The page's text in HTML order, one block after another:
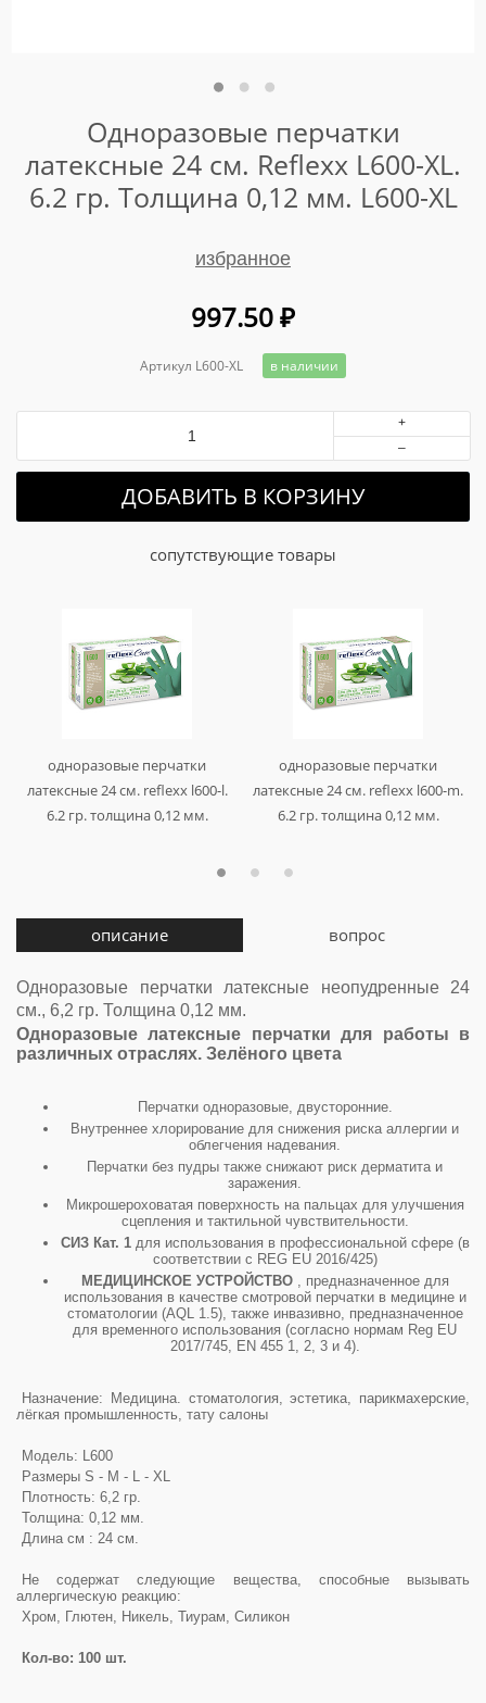
Одноразовые перчатки
латексные 24 см. Reflexx L600-XL.
6.2 гр. Толщина 0,12 мм. L600-XL
избранное
997.50₽
Артикул L600-XL в наличии
+
–
ДОБАВИТЬ В КОРЗИНУ
сопутствующие товары
одноразовые перчатки
латексные 24 см. reflexx l600-l.
6.2 гр. толщина 0,12 мм.
одноразовые перчатки
латексные 24 см. reflexx l600-m.
6.2 гр. толщина 0,12 мм.
описание вопрос
Одноразовые перчатки латексные неопудренные 24
см., 6,2 гр. Толщина 0,12 мм.
Одноразовые латексные перчатки для работы в
различных отраслях. Зелёного цвета
Перчатки одноразовые, двусторонние.
Внутреннее хлорирование для снижения риска аллергии и
облегчения надевания.
Перчатки без пудры также снижают риск дерматита и
заражения.
Микрошероховатая поверхность на пальцах для улучшения
сцепления и тактильной чувствительности.
СИЗ Кат. 1для использования в профессиональной сфере (в
соответствии с REG EU 2016/425)
МЕДИЦИНСКОЕ УСТРОЙСТВО, предназначенное для
использования в качестве смотровой перчатки в медицине и
стоматологии (AQL 1.5), также инвазивно, предназначенное
для временного использования (согласно нормам Reg EU
2017/745, EN 455 1, 2, 3 и 4).
Назначение: Медицина. стоматология, эстетика, парикмахерские,
лёгкая промышленность, тату салоны
Модель: L600
Размеры S - M - L - XL
Плотность: 6,2 гр.
Толщина: 0,12 мм.
Длина см : 24 см.
Не содержат следующие вещества, способные вызывать
аллергическую реакцию:
Хром, Глютен, Никель, Тиурам, Силикон
Кол-во: 100 шт.